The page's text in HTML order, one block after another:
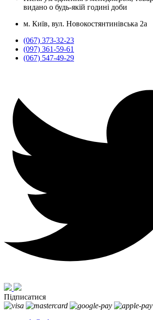
видано о будь-якій годині доби
м. Київ, вул. Новокостянтинівська 2а
(067) 373-32-23
(097) 361-59-61
(067) 547-49-29
Підписатися